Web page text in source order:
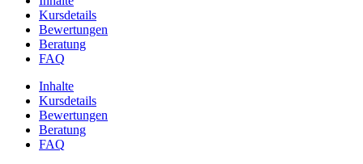
Kursdetails
Bewertungen
Beratung
FAQ
Inhalte
Kursdetails
Bewertungen
Beratung
FAQ